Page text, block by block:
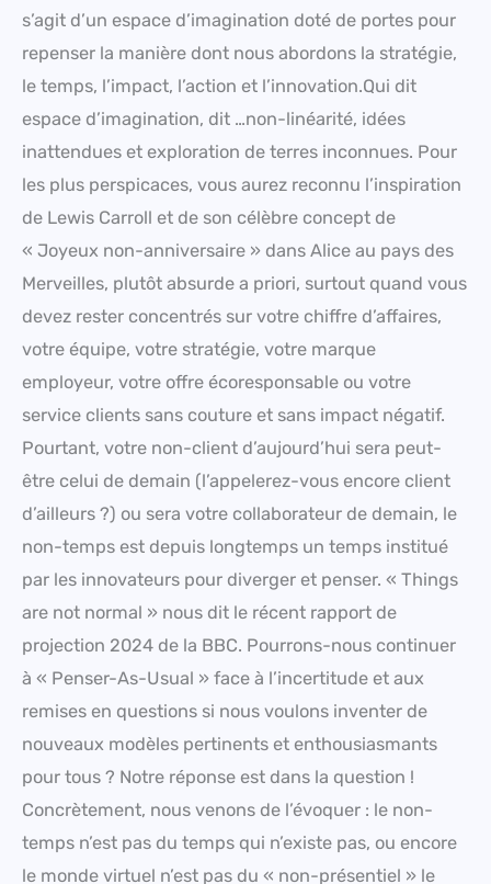
s’agit d’un espace d’imagination doté de portes pour
repenser la manière dont nous abordons la stratégie,
le temps, l’impact, l’action et l’innovation.Qui dit
espace d’imagination, dit …non-linéarité, idées
inattendues et exploration de terres inconnues. Pour
les plus perspicaces, vous aurez reconnu l’inspiration
de Lewis Carroll et de son célèbre concept de
« Joyeux non-anniversaire » dans Alice au pays des
Merveilles, plutôt absurde a priori, surtout quand vous
devez rester concentrés sur votre chiffre d’affaires,
votre équipe, votre stratégie, votre marque
employeur, votre offre écoresponsable ou votre
service clients sans couture et sans impact négatif.
Pourtant, votre non-client d’aujourd’hui sera peut-
être celui de demain (l’appelerez-vous encore client
d’ailleurs ?) ou sera votre collaborateur de demain, le
non-temps est depuis longtemps un temps institué
par les innovateurs pour diverger et penser. « Things
are not normal » nous dit le récent rapport de
projection 2024 de la BBC. Pourrons-nous continuer
à « Penser-As-Usual » face à l’incertitude et aux
remises en questions si nous voulons inventer de
nouveaux modèles pertinents et enthousiasmants
pour tous ? Notre réponse est dans la question !
Concrètement, nous venons de l’évoquer : le non-
temps n’est pas du temps qui n’existe pas, ou encore
le monde virtuel n’est pas du « non-présentiel » le